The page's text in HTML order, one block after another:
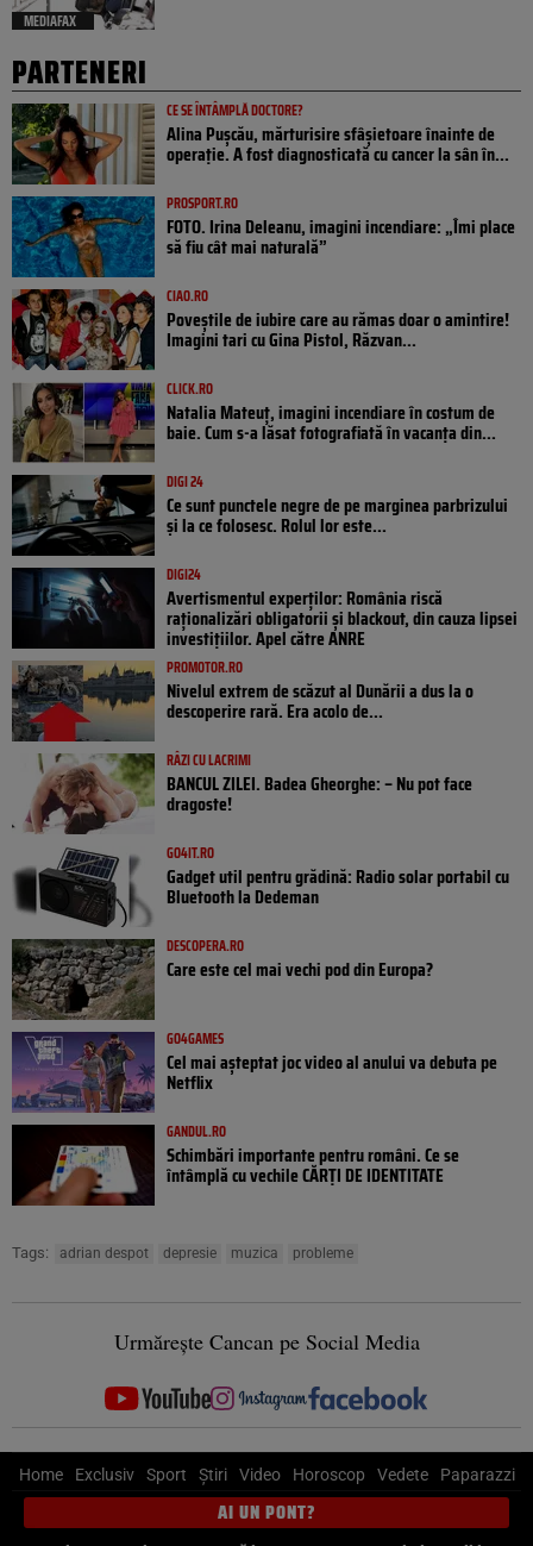
MEDIAFAX
PARTENERI
CE SE ÎNTÂMPLĂ DOCTORE?
Alina Pușcău, mărturisire sfâșietoare înainte de
operație. A fost diagnosticată cu cancer la sân în...
PROSPORT.RO
FOTO. Irina Deleanu, imagini incendiare: „Îmi place
să fiu cât mai naturală”
CIAO.RO
Poveştile de iubire care au rămas doar o amintire!
Imagini tari cu Gina Pistol, Răzvan...
CLICK.RO
Natalia Mateuț, imagini incendiare în costum de
baie. Cum s-a lăsat fotografiată în vacanța din...
DIGI 24
Ce sunt punctele negre de pe marginea parbrizului
și la ce folosesc. Rolul lor este...
DIGI24
Avertismentul experților: România riscă
raționalizări obligatorii și blackout, din cauza lipsei
investițiilor. Apel către ANRE
PROMOTOR.RO
Nivelul extrem de scăzut al Dunării a dus la o
descoperire rară. Era acolo de...
RÂZI CU LACRIMI
BANCUL ZILEI. Badea Gheorghe: – Nu pot face
dragoste!
GO4IT.RO
Gadget util pentru grădină: Radio solar portabil cu
Bluetooth la Dedeman
DESCOPERA.RO
Care este cel mai vechi pod din Europa?
GO4GAMES
Cel mai așteptat joc video al anului va debuta pe
Netflix
GANDUL.RO
Schimbări importante pentru români. Ce se
întâmplă cu vechile CĂRȚI DE IDENTITATE
Tags: adrian despot depresie muzica probleme
Urmărește Cancan pe Social Media
Home Exclusiv Sport Știri Video Horoscop Vedete Paparazzi
AI UN PONT?